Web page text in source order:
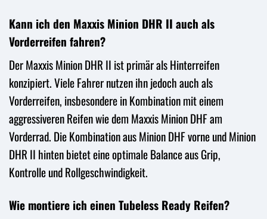
Kann ich den Maxxis Minion DHR II auch als
Vorderreifen fahren?
Der Maxxis Minion DHR II ist primär als Hinterreifen
konzipiert. Viele Fahrer nutzen ihn jedoch auch als
Vorderreifen, insbesondere in Kombination mit einem
aggressiveren Reifen wie dem Maxxis Minion DHF am
Vorderrad. Die Kombination aus Minion DHF vorne und Minion
DHR II hinten bietet eine optimale Balance aus Grip,
Kontrolle und Rollgeschwindigkeit.
Wie montiere ich einen Tubeless Ready Reifen?